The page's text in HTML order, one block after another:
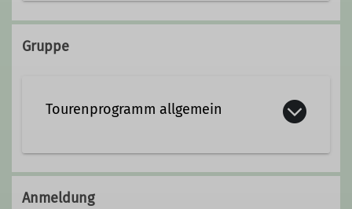
Qualifikationen
Gruppe
Tourenprogramm allgemein
Anmeldung